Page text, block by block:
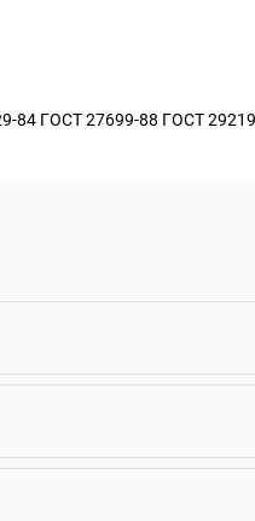
84 ГОСТ 27699-88 ГОСТ